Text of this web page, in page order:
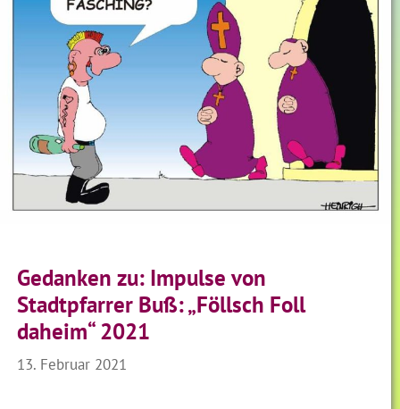
Gedanken zu: Impulse von
Stadtpfarrer Buß: „Föllsch Foll
daheim“ 2021
13. Februar 2021